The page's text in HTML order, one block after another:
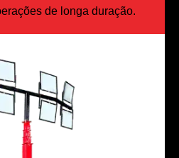
de longa duração.